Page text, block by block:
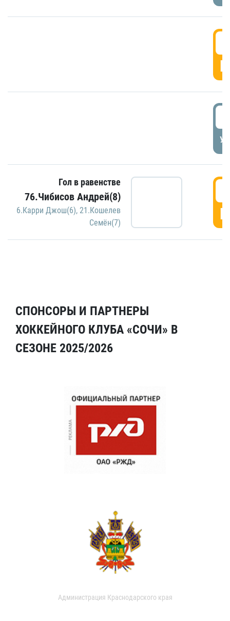
Гол в равенстве
76.Чибисов Андрей(8)
6.Карри Джош(6), 21.Кошелев
Семён(7)
СПОНСОРЫ И ПАРТНЕРЫ
ХОККЕЙНОГО КЛУБА «СОЧИ» В
СЕЗОНЕ 2025/2026
Администрация Краснодарского края